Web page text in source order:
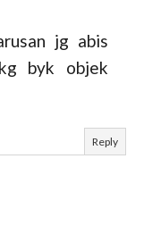
jg abis
byk objek
Reply